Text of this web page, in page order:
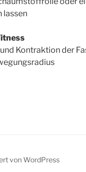
lassen
Kontraktion der
von WordPress